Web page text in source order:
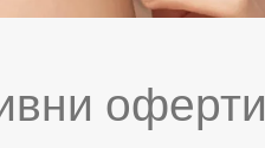
оферти